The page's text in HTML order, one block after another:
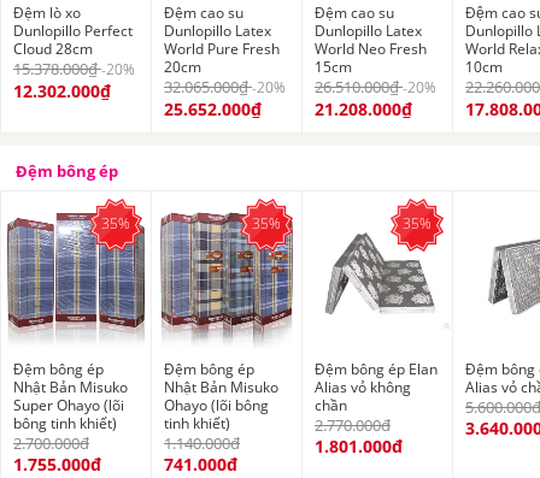
Đệm lò xo
Dunlopillo Perfect
Cloud 28cm
15.378.000₫-20%
12.302.000₫
Đệm cao su
Dunlopillo Latex
World Pure Fresh
20cm
32.065.000₫-20%
25.652.000₫
Đệm cao su
Dunlopillo Latex
World Neo Fresh
15cm
26.510.000₫-20%
21.208.000₫
Đệm cao
Dunlopillo
World
10cm
Đệm bông ép
35%
Đệm bông ép
Nhật Bản Misuko
Super Ohayo (lõi
bông tinh khiết)
2.700.000đ
1.755.000đ
35%
Đệm bông ép
Nhật Bản Misuko
Ohayo (lõi bông
tinh khiết)
1.140.000đ
741.000đ
35%
Đệm bông ép Elan
Alias vỏ không
chần
2.770.000đ
1.801.000đ
Đệm bông
Alias vỏ
5.600.000đ